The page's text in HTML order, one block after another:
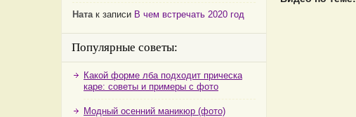
Натак записи В чем встречать 2020 год
Популярные советы:
Какой форме лба подходит прическа
каре: советы и примеры с фото
Модный осенний маникюр (фото)